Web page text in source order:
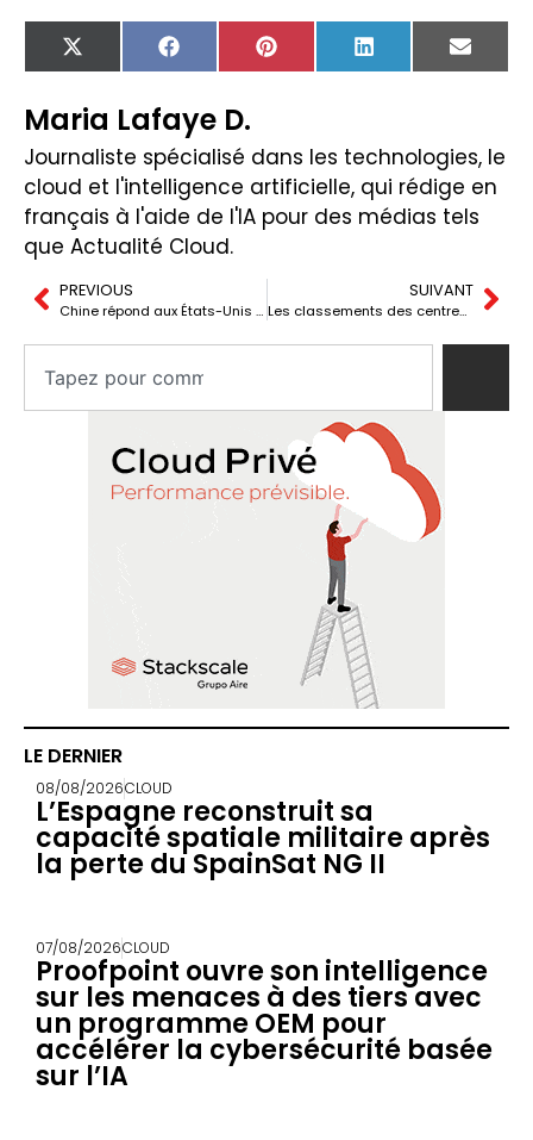
X
(Twitter)
FacebookPinterest LinkedIn Email
Maria Lafaye D.
Journaliste spécialisé dans les technologies, le
cloud et l'intelligence artificielle, qui rédige en
français à l'aide de l'IA pour des médias tels
que Actualité Cloud.
PREVIOUS
Chine répond aux États-Unis par des contrôles sur les entreprises de terres rares, drones et défense
SUIVANT
Les classements des centres de données comptent, mais ne racontent pas toute l’histoire
LE DERNIER
08/08/2026CLOUD
L’Espagne reconstruit sa
capacité spatiale militaire après
la perte du SpainSat NG II
07/08/2026CLOUD
Proofpoint ouvre son intelligence
sur les menaces à des tiers avec
un programme OEM pour
accélérer la cybersécurité basée
sur l’IA